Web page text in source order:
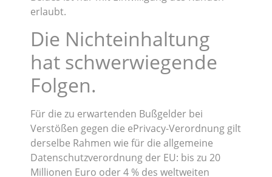
erlaubt.
Die Nichteinhaltung
hat schwerwiegende
Folgen.
Für die zu erwartenden Bußgelder bei
Verstößen gegen die ePrivacy-Verordnung gilt
derselbe Rahmen wie für die allgemeine
Datenschutzverordnung der EU: bis zu 20
Millionen Euro oder 4 % des weltweiten